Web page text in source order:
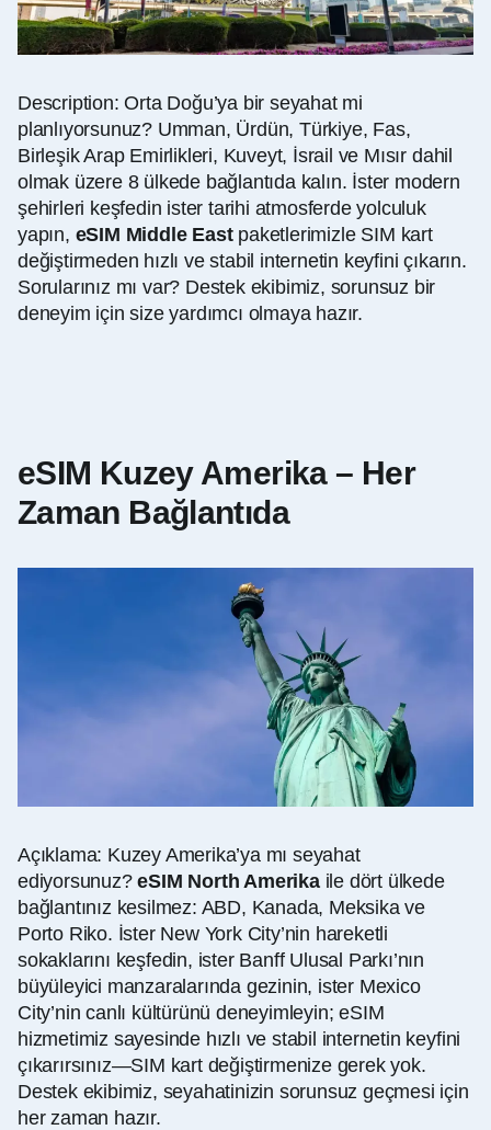
Description: Orta Doğu’ya bir seyahat mi
planlıyorsunuz? Umman, Ürdün, Türkiye, Fas,
Birleşik Arap Emirlikleri, Kuveyt, İsrail ve Mısır dahil
olmak üzere 8 ülkede bağlantıda kalın. İster modern
şehirleri keşfedin ister tarihi atmosferde yolculuk
yapın, eSIM Middle Eastpaketlerimizle SIM kart
değiştirmeden hızlı ve stabil internetin keyfini çıkarın.
Sorularınız mı var? Destek ekibimiz, sorunsuz bir
deneyim için size yardımcı olmaya hazır.
eSIM Kuzey Amerika – Her
Zaman Bağlantıda
Açıklama: Kuzey Amerika’ya mı seyahat
ediyorsunuz?eSIM North Amerikaile dört ülkede
bağlantınız kesilmez: ABD, Kanada, Meksika ve
Porto Riko. İster New York City’nin hareketli
sokaklarını keşfedin, ister Banff Ulusal Parkı’nın
büyüleyici manzaralarında gezinin, ister Mexico
City’nin canlı kültürünü deneyimleyin; eSIM
hizmetimiz sayesinde hızlı ve stabil internetin keyfini
çıkarırsınız—SIM kart değiştirmenize gerek yok.
Destek ekibimiz, seyahatinizin sorunsuz geçmesi için
her zaman hazır.